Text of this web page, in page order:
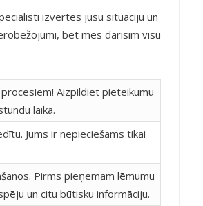
izvērtēs jūsu situāciju un
bet mēs darīsim visu
Aizpildiet pieteikumu
laikā.
Jums ir nepieciešams tikai
Pirms pieņemam lēmumu
un citu būtisku informāciju.